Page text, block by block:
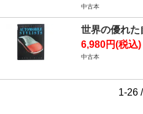
中古本
世界の優れた
6,980円(税込)
中古本
1-26